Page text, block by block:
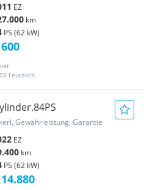
EZ
km
PS (62 kW)
Leutasch
Gewährleistung, Garantie
EZ
km
PS (62 kW)